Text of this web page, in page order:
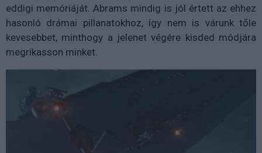
eddigi memóriáját. Abrams mindig is jól értett az ehhez
hasonló drámai pillanatokhoz, így nem is várunk tőle
kevesebbet, minthogy a jelenet végére kisded módjára
megríkasson minket.